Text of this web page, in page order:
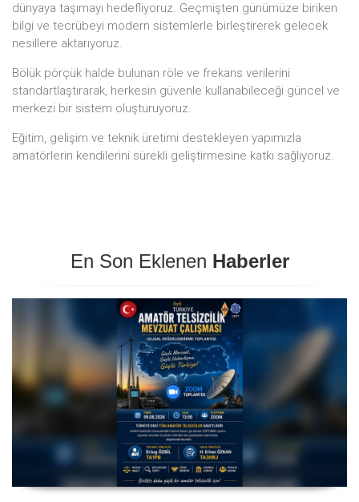
dünyaya taşımayı hedefliyoruz. Geçmişten günümüze biriken
bilgi ve tecrübeyi modern sistemlerle birleştirerek gelecek
nesillere aktarıyoruz.
Bölük pörçük halde bulunan röle ve frekans verilerini
standartlaştırarak, herkesin güvenle kullanabileceği güncel ve
merkezi bir sistem oluşturuyoruz.
Eğitim, gelişim ve teknik üretimi destekleyen yapımızla
amatörlerin kendilerini sürekli geliştirmesine katkı sağlıyoruz.
En Son Eklenen Haberler
Amatör Telsizcilik Mevzuat Çalışması